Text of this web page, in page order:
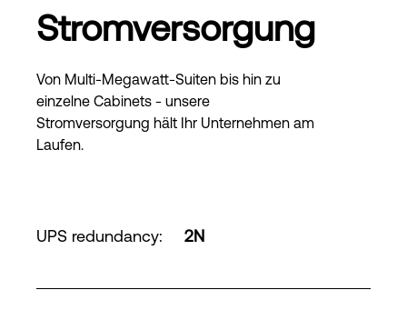
Stromversorgung
Von Multi-Megawatt-Suiten bis hin zu
einzelne Cabinets - unsere
Stromversorgung hält Ihr Unternehmen am
Laufen.
UPS redundancy: 2N